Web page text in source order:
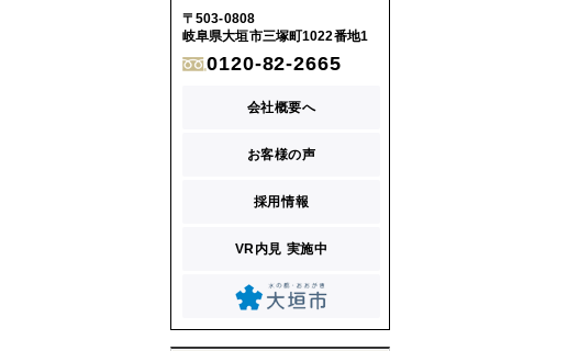
〒503-0808
岐阜県大垣市三塚町1022番地1
0120-82-2665
会社概要へ
お客様の声
採用情報
VR内見 実施中